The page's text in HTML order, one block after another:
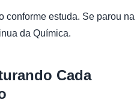
conforme estuda. Se parou na
da Química.
Cada